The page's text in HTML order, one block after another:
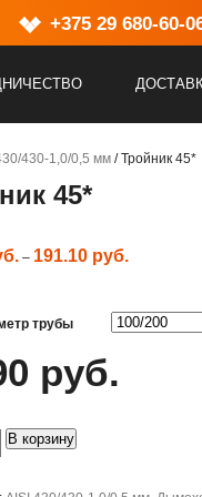
Адрес:г.Минск,
+375 29 680-60-
430-1,0/0,5 мм/ Тройник 45*
45*
– 191.10 руб.
трубы
руб.
В корзину